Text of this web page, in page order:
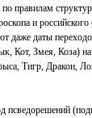
правилам
и российского
даже даты
Кот, Змея, Коза)
Тигр, Дракон,